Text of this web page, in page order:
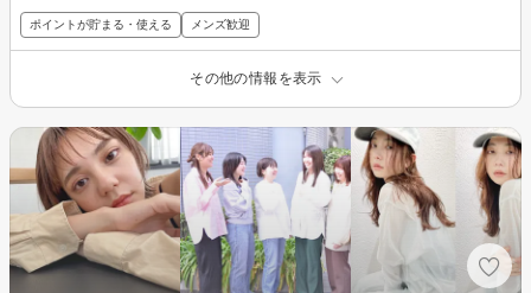
ポイントが貯まる・使える メンズ歓迎
その他の情報を表示